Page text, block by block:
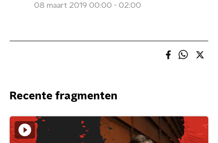
08 maart 2019 00:00 - 02:00
Recente fragmenten